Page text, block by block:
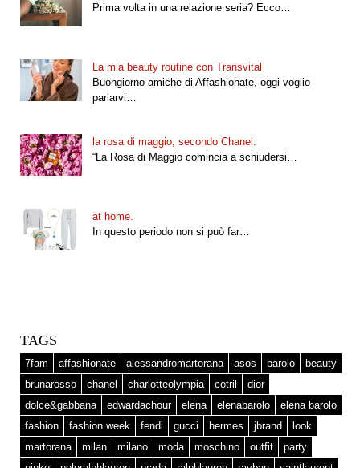
Prima volta in una relazione seria? Ecco…
La mia beauty routine con Transvital
Buongiorno amiche di Affashionate, oggi voglio
parlarvi…
la rosa di maggio, secondo Chanel.
“La Rosa di Maggio comincia a schiudersi…
at home.
In questo periodo non si può far…
TAGS
7fam affashionate alessandromartorana asos barolo
beauty
brunarosso
chanel charlotteolympia cotril
dior
dolce&gabbana
edwardachour elena elenabarolo
elena barolo
fashion
fashion week fendi gucci hermes jbrand
look
martorana
milan milano moda moschino outfit
party